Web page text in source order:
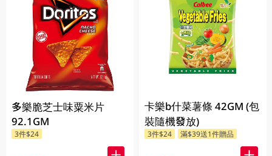
多樂脆芝士味粟米片
92.1GM
3件$24
卡樂b什菜薯條 42GM (包
裝隨機發放)
3件$24 滿$39送1件贈品